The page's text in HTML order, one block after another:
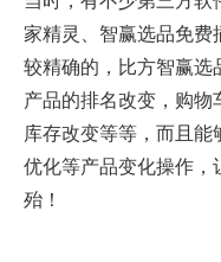
家精灵、智赢选品免
较精确的，比方智赢
产品的排名改变，购物
库存改变等等，而且
优化等产品变化操作
殆！